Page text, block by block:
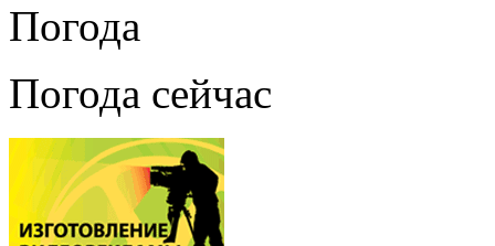
Погода
Погода сейчас